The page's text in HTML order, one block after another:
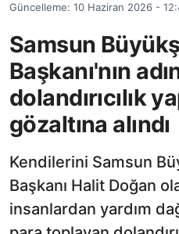
Güncelleme: 10 Haziran 2026 -
Samsun
Başkanı'nın
dolandırıcılık
gözaltına alındı
Kendilerini Samsun
Başkanı Halit Doğan
insanlardan yardım